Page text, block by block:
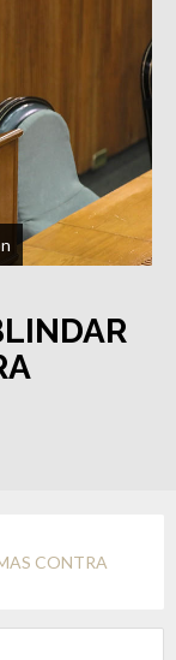
CONTRA